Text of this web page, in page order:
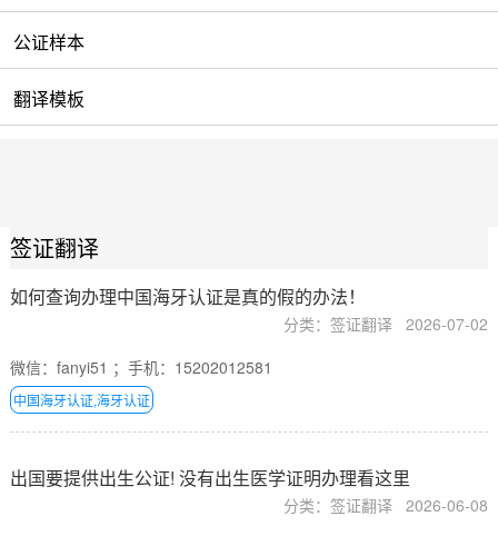
公证样本
翻译模板
签证翻译
如何查询办理中国海牙认证是真的假的办法！
分类：签证翻译
2026-07-02
微信：fanyi51 ；手机：15202012581
中国海牙认证,海牙认证
出国要提供出生公证! 没有出生医学证明办理看这里
分类：签证翻译
2026-06-08